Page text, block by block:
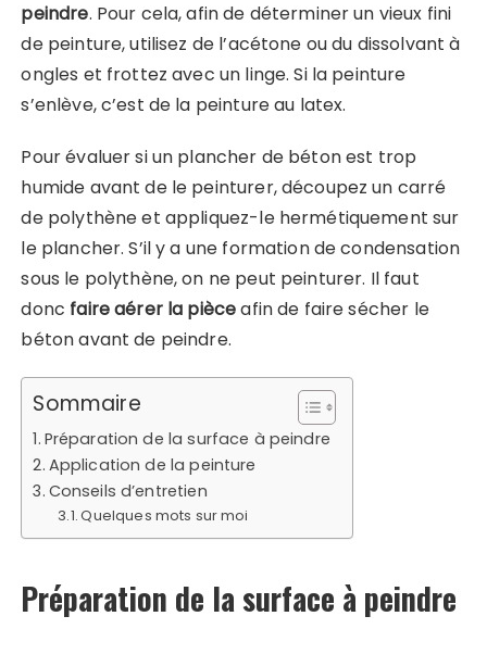
peindre. Pour cela, afin de déterminer un vieux fini
de peinture, utilisez de l’acétone ou du dissolvant à
ongles et frottez avec un linge. Si la peinture
s’enlève, c’est de la peinture au latex.
Pour évaluer si un plancher de béton est trop
humide avant de le peinturer, découpez un carré
de polythène et appliquez-le hermétiquement sur
le plancher. S’il y a une formation de condensation
sous le polythène, on ne peut peinturer. Il faut
donc faire aérer la pièceafin de faire sécher le
béton avant de peindre.
Sommaire
Préparation de la surface à peindre
Application de la peinture
Conseils d’entretien
Quelques mots sur moi
Préparation de la surface à peindre